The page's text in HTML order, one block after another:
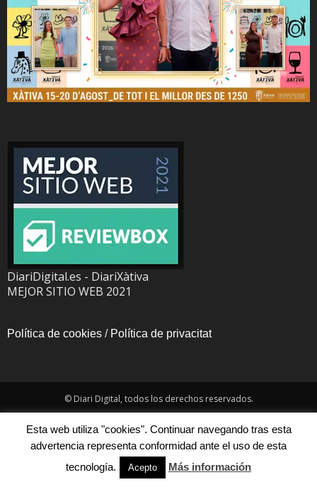
DiariDigital.es - DiariXàtiva
MEJOR SITIO WEB 2021
Política de cookies / Política de privacitat
© Diari Digital, todos los derechos reservados.
Esta web utiliza "cookies". Continuar navegando tras esta
advertencia representa conformidad ante el uso de esta
tecnología.
Acepto Más información